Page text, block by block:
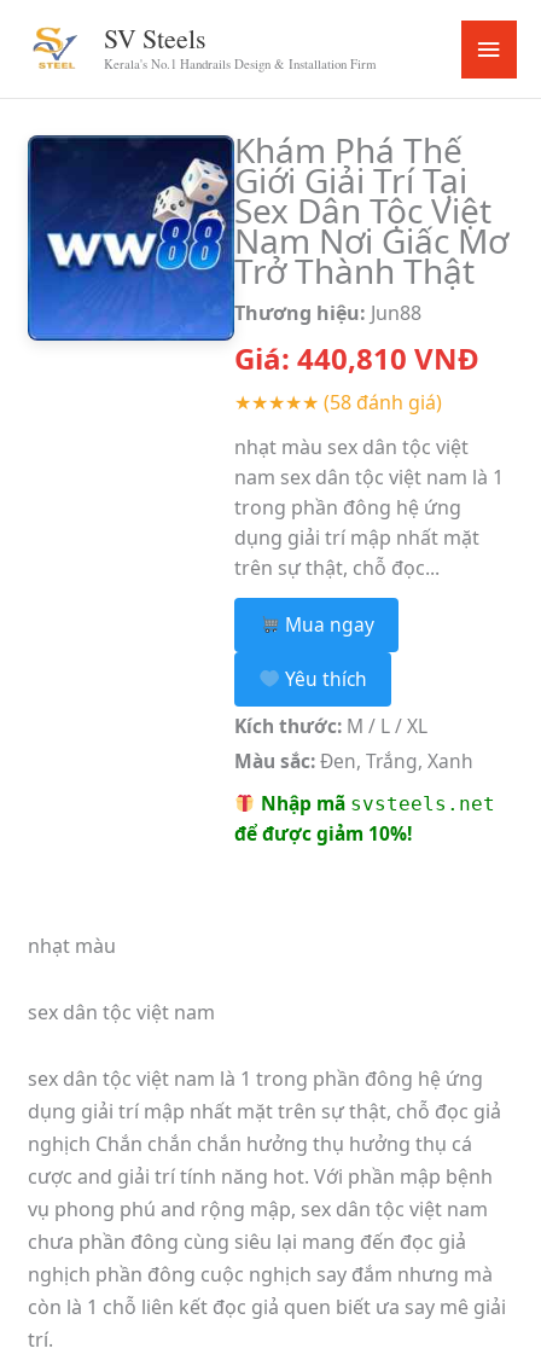
content
SV Steels
Kerala's No.1 Handrails Design & Installation Firm
Main
Menu
Khám Phá Thế
Giới Giải Trí Tại
Sex Dân Tộc Việt
Nam Nơi Giấc Mơ
Trở Thành Thật
Thương hiệu: Jun88
Giá: 440,810 VNĐ
★★★★★ (58 đánh giá)
nhạt màu sex dân tộc việt
nam sex dân tộc việt nam là 1
trong phần đông hệ ứng
dụng giải trí mập nhất mặt
trên sự thật, chỗ đọc...
Mua ngay
Yêu thích
Kích thước:M / L / XL
Màu sắc:Đen, Trắng, Xanh
Nhập mã svsteels.net
để được giảm 10%!
nhạt màu
sex dân tộc việt nam
sex dân tộc việt nam là 1 trong phần đông hệ ứng
dụng giải trí mập nhất mặt trên sự thật, chỗ đọc giả
nghịch Chắn chắn chắn hưởng thụ hưởng thụ cá
cược and giải trí tính năng hot. Với phần mập bệnh
vụ phong phú and rộng mập, sex dân tộc việt nam
chưa phần đông cùng siêu lại mang đến đọc giả
nghịch phần đông cuộc nghịch say đắm nhưng mà
còn là 1 chỗ liên kết đọc giả quen biết ưa say mê giải
trí.